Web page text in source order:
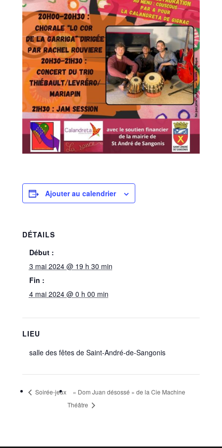
Ajouter au calendrier
DÉTAILS
Début :
3 mai 2024 @ 19 h 30 min
Fin :
4 mai 2024 @ 0 h 00 min
LIEU
salle des fêtes de Saint-André-de-Sangonis
Soirée-jeux
« Dom Juan désossé » de la Cie Machine
Théâtre